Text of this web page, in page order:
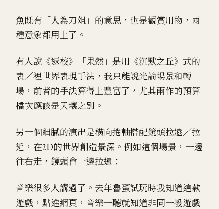
魚既有「人為刀俎」的意思，也是觀賞用物，兩
種意象都用上了。
有人說《返校》「果然」是用《沉默之丘》式的
表／裡世界表現手法，我只能說光論場景和轉
場，前者的手法算得上豐富了，尤其兩作的預算
檔次應該是天壤之別。
另一個細膩的演出是橫向捲軸搭配鏡頭拉遠／拉
近，在2D的世界創造景深。例如這個場景，一邊
往右走，鏡頭會一邊拉遠：
音樂很多人講過了。去年魯蛋試玩時我知道這款
遊戲，點進網頁，音樂一聽就知道非同一般遊戲